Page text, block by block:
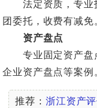
法定资质，专业
团委托，收费有减免
资产盘点
专业固定资产盘
企业资产盘点等案例
推荐：浙江资产